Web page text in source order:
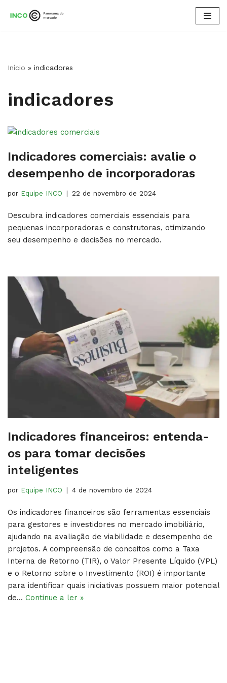
conteúdo
Início » indicadores
indicadores
Indicadores comerciais: avalie o
desempenho de incorporadoras
por Equipe INCO 22 de novembro de 2024
Descubra indicadores comerciais essenciais para
pequenas incorporadoras e construtoras, otimizando
seu desempenho e decisões no mercado.
Indicadores financeiros: entenda-
os para tomar decisões
inteligentes
por Equipe INCO 4 de novembro de 2024
Os indicadores financeiros são ferramentas essenciais
para gestores e investidores no mercado imobiliário,
ajudando na avaliação de viabilidade e desempenho de
projetos. A compreensão de conceitos como a Taxa
Interna de Retorno (TIR), o Valor Presente Líquido (VPL)
e o Retorno sobre o Investimento (ROI) é importante
para identificar quais iniciativas possuem maior potencial
de… Continue a ler »